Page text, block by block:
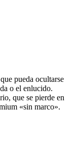
pueda ocultarse
o el enlucido.
que se pierde en
«sin marco».